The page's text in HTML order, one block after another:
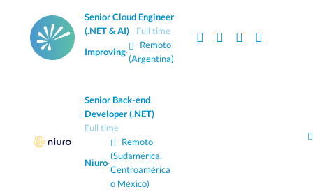
Senior Cloud Engineer
(.NET & AI)
Full time
Improving·
Remoto
(Argentina)
Senior Back-end
Developer (.NET)
Full time
Niuro·
Remoto
(Sudamérica,
Centroamérica
o México)